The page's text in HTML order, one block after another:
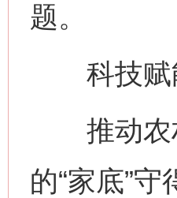
题。
科技赋能
推动农村
的“家底”